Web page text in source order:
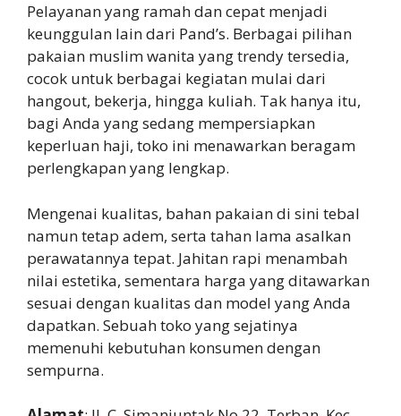
Pelayanan yang ramah dan cepat menjadi
keunggulan lain dari Pand’s. Berbagai pilihan
pakaian muslim wanita yang trendy tersedia,
cocok untuk berbagai kegiatan mulai dari
hangout, bekerja, hingga kuliah. Tak hanya itu,
bagi Anda yang sedang mempersiapkan
keperluan haji, toko ini menawarkan beragam
perlengkapan yang lengkap.
Mengenai kualitas, bahan pakaian di sini tebal
namun tetap adem, serta tahan lama asalkan
perawatannya tepat. Jahitan rapi menambah
nilai estetika, sementara harga yang ditawarkan
sesuai dengan kualitas dan model yang Anda
dapatkan. Sebuah toko yang sejatinya
memenuhi kebutuhan konsumen dengan
sempurna.